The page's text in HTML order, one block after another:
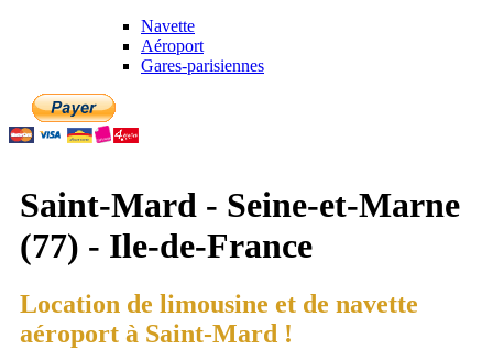
Navette
Aéroport
Gares-parisiennes
Saint-Mard - Seine-et-Marne
(77) - Ile-de-France
Location de limousine et de navette
aéroport à Saint-Mard !